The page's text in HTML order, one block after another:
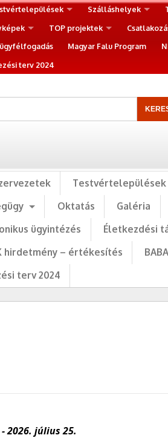
Szálláshelyek
TOP projektek
Magyar Falu Program
terv 2024
Testvértelepülések
Oktatás Galéria
ügyintézés Életkezdési
hirdetmény – értékesítés
terv 2024
2026. július 25.